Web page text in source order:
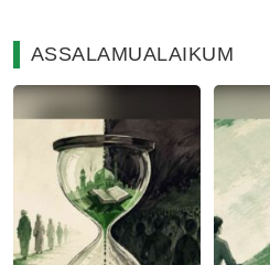
ASSALAMUALAIKUM